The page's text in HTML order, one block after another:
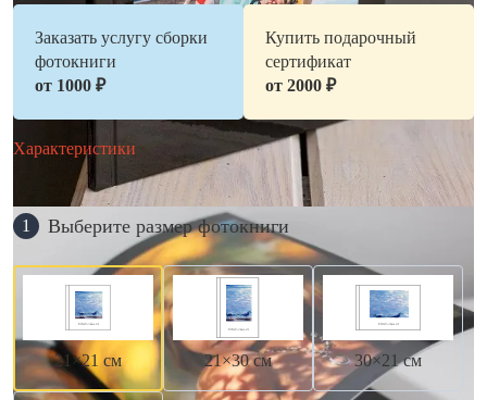
Заказать услугу сборки
фотокниги
от 1000 ₽
Купить подарочный
сертификат
от 2000 ₽
Характеристики
1 Выберите размер фотокниги
21×21 см 21×30 см 30×21 см